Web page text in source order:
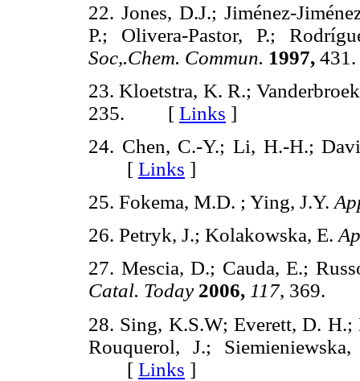
22. Jones, D.J.; Jiménez-
P.; Olivera-Pastor, P.;
Soc,.Chem. Commun. 1997,
23. Kloetstra, K. R.;
235. [ Links ]
24. Chen, C.-Y.; Li, H.-H.;
[ Links ]
25. Fokema, M.D. ; Ying, J.Y.
26. Petryk, J.; Kolakowska, E.
27. Mescia, D.; Cauda, E.;
Catal. Today 2006, 117,
28. Sing, K.S.W; Everett, D.
Rouquerol, J.;
[ Links ]